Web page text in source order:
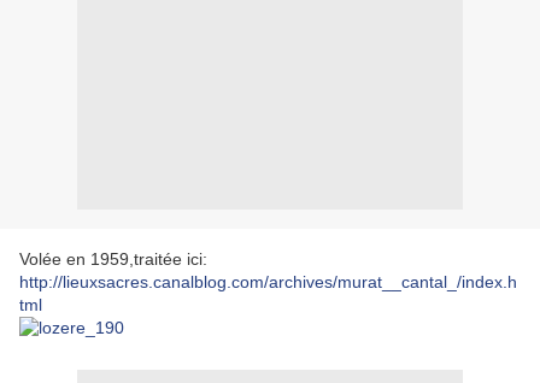
Volée en 1959,traitée ici:
http://lieuxsacres.canalblog.com/archives/murat__cantal_/index.h
tml